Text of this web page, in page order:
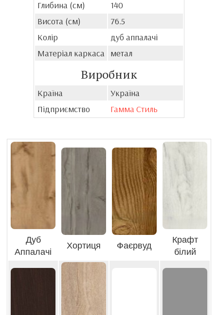
Глибина (см)
140
Висота (см)
76.5
Колір
дуб аппалачі
Матеріал каркаса метал
Виробник
Країна
Україна
Підприємство
Гамма Стиль
Дуб
Аппалачі
Хортиця Фаєрвуд
Крафт
білий